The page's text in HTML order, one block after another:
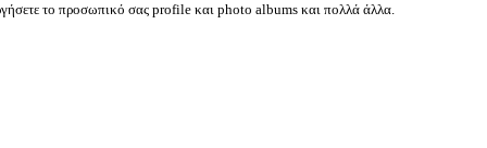
το προσωπικό σας profile και photo albums και πολλά άλλα.